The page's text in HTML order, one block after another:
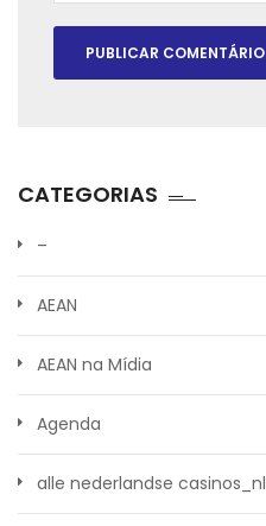
CATEGORIAS
–
AEAN
AEAN na Mídia
Agenda
alle nederlandse casinos_nl